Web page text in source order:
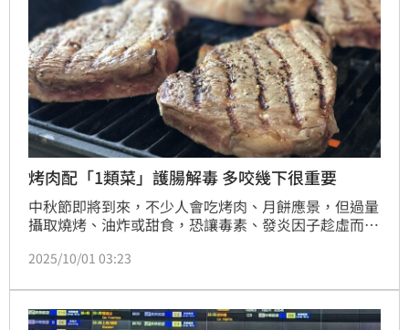
烤肉配「1類菜」護腸解毒 多咬幾下很重要
中秋節即將到來，不少人會吃烤肉、月餅應景，但過量
攝取燒烤、油炸或甜食，恐讓毒素、發炎因子趁虛而
含蘿蔔硫素的食物，例如花椰苗、紫高麗苗、白蘿蔔片
2025/10/01 03:23